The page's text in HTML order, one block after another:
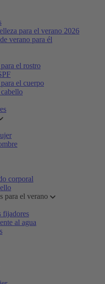
para el verano 2026
verano para él
el rostro
el cuerpo
corporal
para el verano
fijadores
al agua